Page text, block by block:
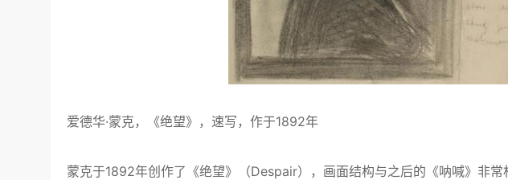
爱德华·蒙克，《绝望》，速写，作于1892年
蒙克于1892年创作了《绝望》（Despair），画面结构与之后的《呐喊》非常